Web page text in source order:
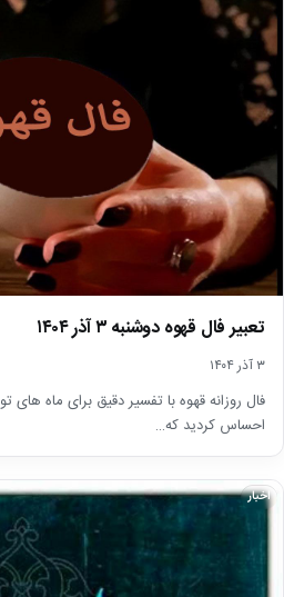
تعبیر فال قهوه دوشنبه ۳ آذر ۱۴۰۴
۳ آذر ۱۴۰۴
فال روزانه قهوه با تفسیر دقیق برای ماه های
احساس کردید که…
اخبار